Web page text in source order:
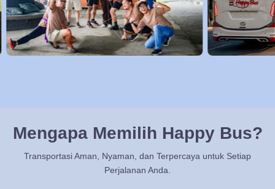
Mengapa Memilih Happy Bus?
Transportasi Aman, Nyaman, dan Terpercaya untuk Setiap
Perjalanan Anda.